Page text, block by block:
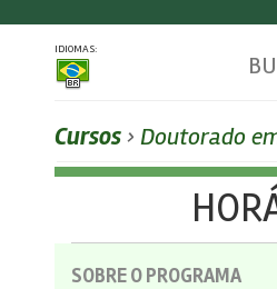
IDIOMAS:
Cursos› Doutorado
SOBRE O PROGRAMA